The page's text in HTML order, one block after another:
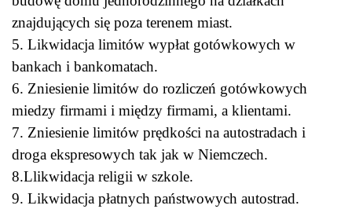
znajdujących się poza terenem miast.
5. Likwidacja limitów wypłat gotówkowych w
bankach i bankomatach.
6. Zniesienie limitów do rozliczeń gotówkowych
miedzy firmami i między firmami, a klientami.
7. Zniesienie limitów prędkości na autostradach i
droga ekspresowych tak jak w Niemczech.
8.Llikwidacja religii w szkole.
9. Likwidacja płatnych państwowych autostrad.